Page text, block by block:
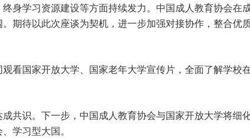
身学习资源建设等方面持续发力。中国成人教育协会
期待以此次座谈为契机，进一步加强对接协作，整合
国家开放大学、国家老年大学宣传片，全面了解学校
识。下一步，中国成人教育协会与国家开放大学将细
学习型大国。